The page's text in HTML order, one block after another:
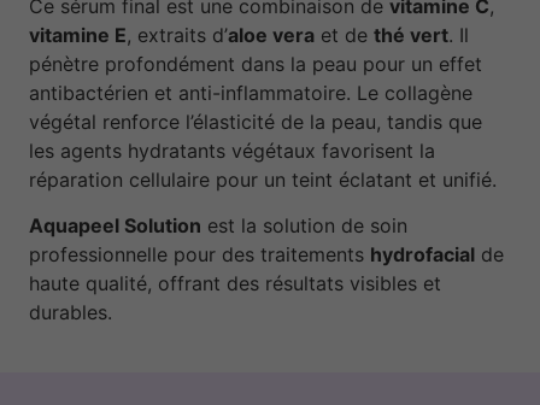
Ce sérum final est une combinaison de vitamine C,
vitamine E, extraits d’aloe vera et de thé vert. Il
pénètre profondément dans la peau pour un effet
antibactérien et anti-inflammatoire. Le collagène
végétal renforce l’élasticité de la peau, tandis que
les agents hydratants végétaux favorisent la
réparation cellulaire pour un teint éclatant et unifié.
Aquapeel Solution est la solution de soin
professionnelle pour des traitements hydrofacial de
haute qualité, offrant des résultats visibles et
durables.